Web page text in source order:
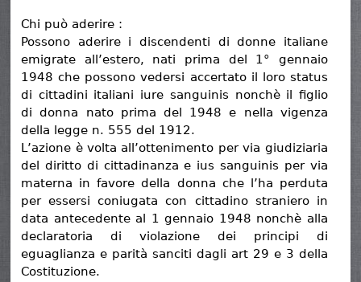
Chi può aderire :
Possono aderire i discendenti di donne italiane
emigrate all’estero, nati prima del 1° gennaio
1948 che possono vedersi accertato il loro status
di cittadini italiani iure sanguinis nonchè il figlio
di donna nato prima del 1948 e nella vigenza
della legge n. 555 del 1912.
L’azione è volta all’ottenimento per via giudiziaria
del diritto di cittadinanza e ius sanguinis per via
materna in favore della donna che l’ha perduta
per essersi coniugata con cittadino straniero in
data antecedente al 1 gennaio 1948 nonchè alla
declaratoria di violazione dei principi di
eguaglianza e parità sanciti dagli art 29 e 3 della
Costituzione.